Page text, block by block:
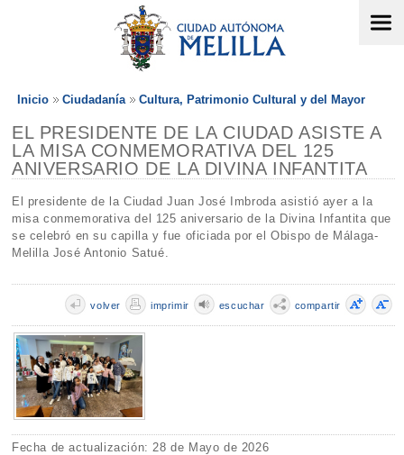
Inicio Ciudadanía Cultura, Patrimonio Cultural y del Mayor
EL PRESIDENTE DE LA CIUDAD ASISTE A
LA MISA CONMEMORATIVA DEL 125
ANIVERSARIO DE LA DIVINA INFANTITA
El presidente de la Ciudad Juan José Imbroda asistió ayer a la
misa conmemorativa del 125 aniversario de la Divina Infantita que
se celebró en su capilla y fue oficiada por el Obispo de Málaga-
Melilla José Antonio Satué.
compartir
escuchar
imprimir
volver
Fecha de actualización: 28 de Mayo de 2026